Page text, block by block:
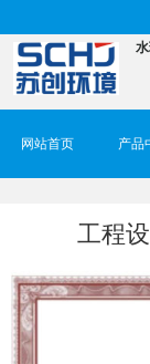
网站首页 产品
工程